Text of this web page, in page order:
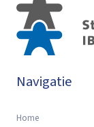
Navigatie
Home